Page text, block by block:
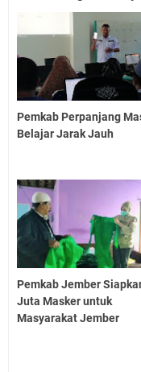
Pemkab Perpanjang
Belajar Jarak Jauh
Pemkab Jember
Juta Masker untuk
Masyarakat Jember